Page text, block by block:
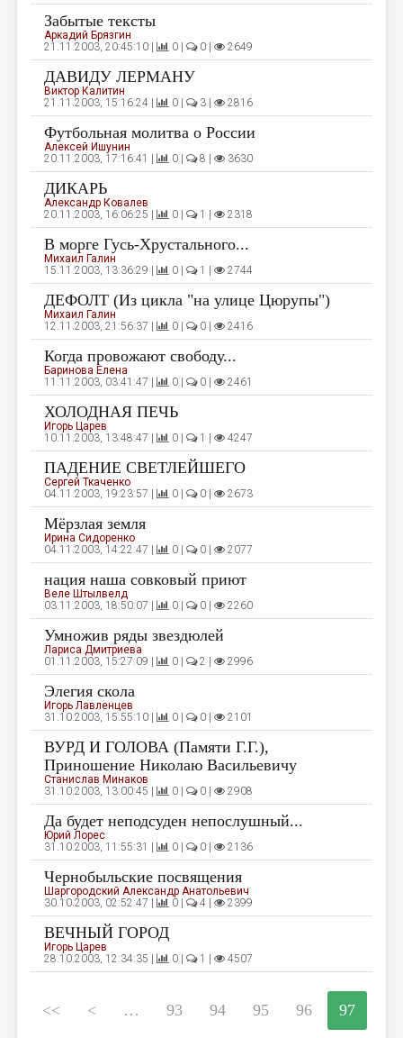
ЦИКЛЫ ПУБЛИКАЦИЙ
ТРЕДИАКОВСКИЙ
МЕДИА
ВКОНТАКТЕ
Забытые тексты
Аркадий Брязгин
21.11.2003, 20:45:10 |
0 | 0 | 2649
ДАВИДУ ЛЕРМАНУ
Виктор Калитин
21.11.2003, 15:16:24 |
0 | 3 | 2816
Футбольная молитва о России
Алексей Ишунин
20.11.2003, 17:16:41 |
0 | 8 | 3630
ДИКАРЬ
Александр Ковалев
20.11.2003, 16:06:25 |
0 | 1 | 2318
В морге Гусь-Хрустального...
Михаил Галин
15.11.2003, 13:36:29 |
0 | 1 | 2744
ДЕФОЛТ (Из цикла "на улице Цюрупы")
Михаил Галин
12.11.2003, 21:56:37 |
0 | 0 | 2416
Когда провожают свободу...
Баринова Елена
11.11.2003, 03:41:47 |
0 | 0 | 2461
ХОЛОДНАЯ ПЕЧЬ
Игорь Царев
10.11.2003, 13:48:47 |
0 | 1 | 4247
ПАДЕНИЕ СВЕТЛЕЙШЕГО
Сергей Ткаченко
04.11.2003, 19:23:57 |
0 | 0 | 2673
Мёрзлая земля
Ирина Сидоренко
04.11.2003, 14:22:47 |
0 | 0 | 2077
нация наша совковый приют
Веле Штылвелд
03.11.2003, 18:50:07 |
0 | 0 | 2260
Умножив ряды звездюлей
Лариса Дмитриева
01.11.2003, 15:27:09 |
0 | 2 | 2996
Элегия скола
Игорь Лавленцев
31.10.2003, 15:55:10 |
0 | 0 | 2101
ВУРД И ГОЛОВА (Памяти Г.Г.),
Приношение Николаю Васильевичу
Станислав Минаков
31.10.2003, 13:00:45 |
0 | 0 | 2908
Да будет неподсуден непослушный...
Юрий Лорес
31.10.2003, 11:55:31 |
0 | 0 | 2136
Чернобыльские посвящения
Шаргородский Александр Анатольевич
30.10.2003, 02:52:47 |
0 | 4 | 2399
ВЕЧНЫЙ ГОРОД
Игорь Царев
28.10.2003, 12:34:35 |
0 | 1 | 4507
<< < … 93 94 95 96 97